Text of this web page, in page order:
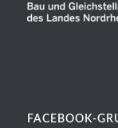
FACEBOOK-